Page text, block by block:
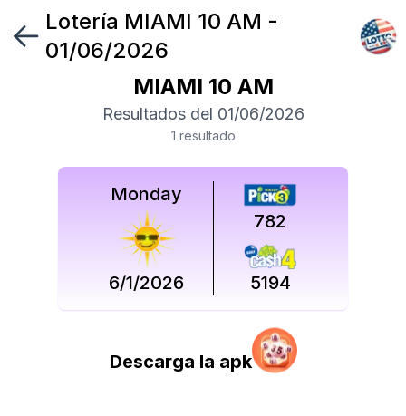
Síguenos
en
Lotería MIAMI 10 AM -
01/06/2026
MIAMI 10 AM
Resultados del 01/06/2026
1 resultado
Monday
6/1/2026
782
5194
Descarga la apk